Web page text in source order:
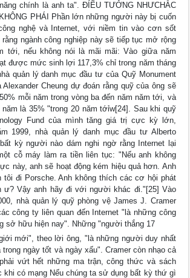
chính là anh ta". ĐÍẼU TƯỞNG NHƯCHẲC
PHÁI Phần lớn những người này bị cuốn
nghệ và Internet, với niềm tin vào cơn sốt
ngành công nghiệp này sẽ tiếp tục mở rộng
tới, nếu không nói là mãi mãi: Vào giữa năm
được mức sinh lợi 117,3% chỉ trong năm tháng
quản lý danh mục đầu tư của Quỹ Monument
Alexander Cheung dự đoán rằng quỹ của ông sẽ
mỗi năm trong vòng ba đến năm năm tới, và
là 35% "trong 20 năm tớỉw[24]. Sau khi quỹ
Fund của mình tăng giá trị cực kỳ lớn,
1999, nhà quản lý danh mục đầu tư Alberto
kỳ người nào dám nghi ngờ rằng Internet lại
cỗ máy làm ra tiền liên tục: "Nếu anh không
này, anh sẽ hoạt động kém hiệu quả hơn. Anh
tôi đi Porsche. Anh không thích các cơ hội phát
ư? Vậy anh hãy đi với người khác đi."[25] Vào
nhà quản lý quỹ phòng vệ James J. Cramer
công ty liên quan đến Internet "là những công
sở hữu hiện nay". Những "người thắng 17
mới", theo lời ông, "là những người duy nhất
ngày tốt và ngày xấu". Cramer còn nhạo cả
vứt hết những ma trận, công thức và sách
có mạng Nếu chúng ta sử dụng bất kỳ thứ gì